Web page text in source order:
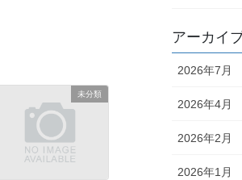
未分類
アーカイ
2026年7月
2026年4月
2026年2月
2026年1月